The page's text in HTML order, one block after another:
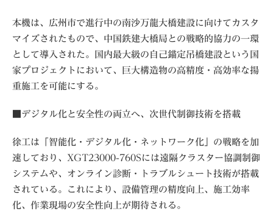
本機は、広州市で進行中の南沙万龍大橋建設に向けてカスタ
マイズされたもので、中国鉄建大橋局との戦略的協力の一環
として導入された。国内最大級の自己錨定吊橋建設という国
家プロジェクトにおいて、巨大構造物の高精度・高効率な揚
重施工を可能にする。
■デジタル化と安全性の両立へ、次世代制御技術を搭載
徐工は「智能化・デジタル化・ネットワーク化」の戦略を加
速しており、XGT23000-760Sには遠隔クラスター協調制御
システムや、オンライン診断・トラブルシュート技術が搭載
されている。これにより、設備管理の精度向上、施工効率
化、作業現場の安全性向上が期待される。